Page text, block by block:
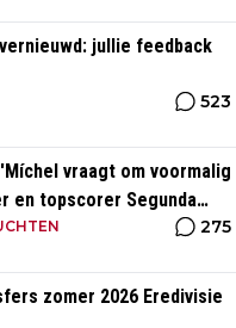
jullie feedback
523
vraagt om voormalig
en topscorer Segunda
275
zomer 2026 Eredivisie